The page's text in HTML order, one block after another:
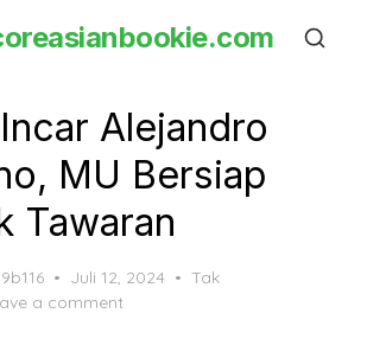
Alejandro
MU Bersiap
Tawaran
Posted
on
Juli 12, 2024
Tak
a comment